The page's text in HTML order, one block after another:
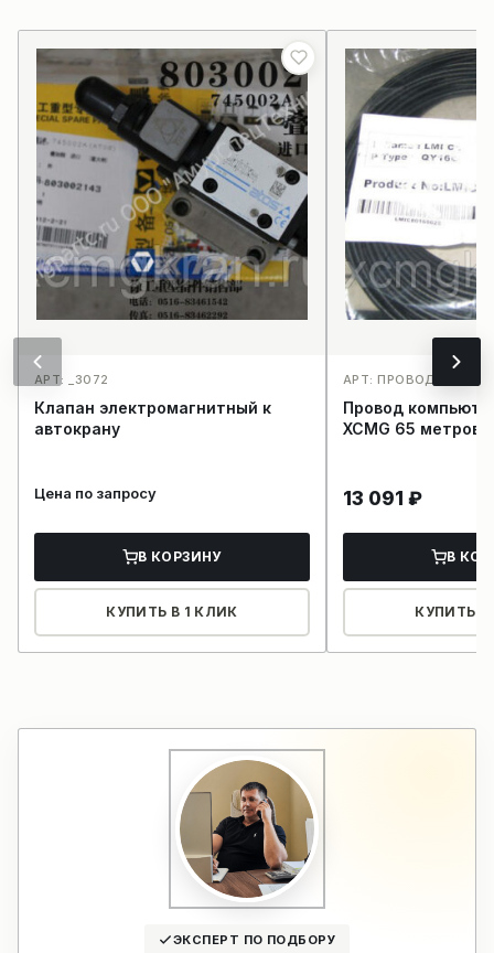
АРТ: _3072
Клапан электромагнитный к
автокрану
Цена по запросу
В КОРЗИНУ
КУПИТЬ В 1 КЛИК
АРТ: ПРОВОД
Провод
XCMG 65 метров
13 091 ₽
В
КУПИТЬ В
ЭКСПЕРТ ПО ПОДБОРУ